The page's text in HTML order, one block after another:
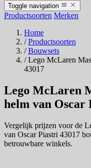
Toggle navigation
Productsoorten Merken
Home
/ Productsoorten
/ Bouwsets
/ Lego McLaren
43017
Lego McLaren
helm van Oscar
Vergelijk prijzen voor de
van Oscar Piastri 43017
betrouwbare winkels.